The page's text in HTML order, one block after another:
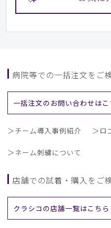
病院等での一括注文をご
一括注文のお問い合わせはこ
＞チーム導入事例紹介 ＞ロ
＞ネーム刺繍について
店舗での試着・購入をご
クラシコの店舗一覧はこちら